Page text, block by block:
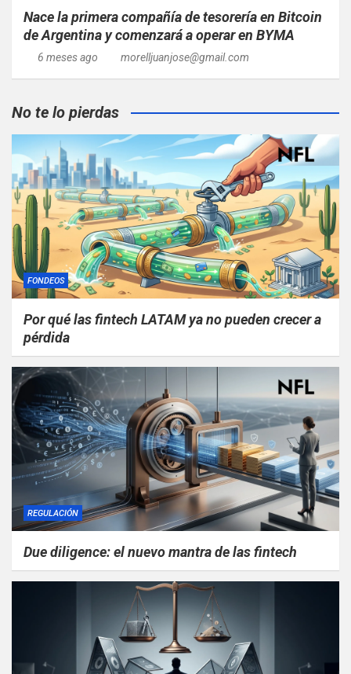
Nace la primera compañía de tesorería en Bitcoin
de Argentina y comenzará a operar en BYMA
6 meses ago morelljuanjose@gmail.com
No te lo pierdas
FONDEOS
Por qué las fintech LATAM ya no pueden crecer a
pérdida
REGULACIÓN
Due diligence: el nuevo mantra de las fintech